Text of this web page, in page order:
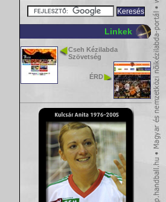
Linkek
Cseh Kézilabda
Szövetség
ÉRD